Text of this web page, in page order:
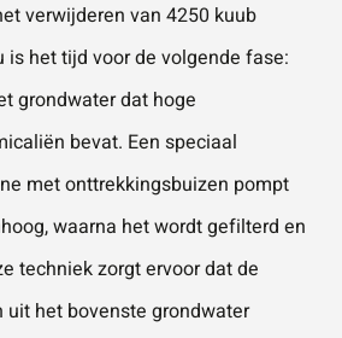
verwijderen van 4250 kuub
is het tijd voor de volgende fase:
grondwater dat hoge
bevat. Een speciaal
met onttrekkingsbuizen pompt
waarna het wordt gefilterd en
techniek zorgt ervoor dat de
het bovenste grondwater